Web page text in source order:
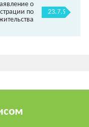
о
по
23.7.9.